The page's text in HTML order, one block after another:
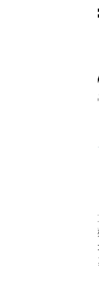
使用
话时长增加
于 2000 年， 拥有超
数量达到 8 千万。除
创系列大作外，
型娱乐公司合作，